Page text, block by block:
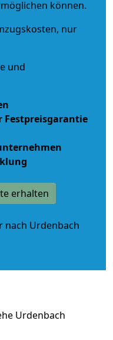
können.
nur
und
Festpreisgarantie
erhalten